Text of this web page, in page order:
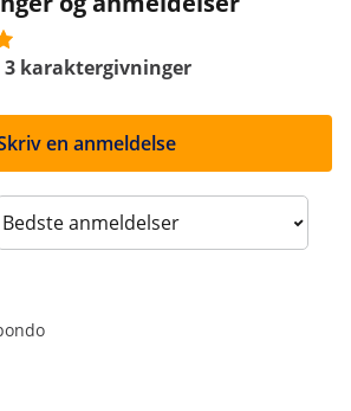
3 karaktergivninger
en anmeldelse
Sort reviews